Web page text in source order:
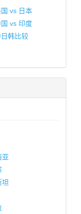
vs 日本
国 vs 印度
日韩比较
亚
坦